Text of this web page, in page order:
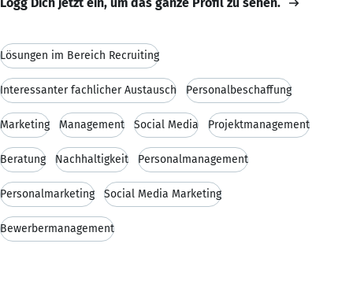
Lösungen im Bereich Recruiting
Interessanter fachlicher Austausch Personalbeschaffung
Marketing Management Social Media Projektmanagement
Beratung Nachhaltigkeit Personalmanagement
Personalmarketing Social Media Marketing
Bewerbermanagement